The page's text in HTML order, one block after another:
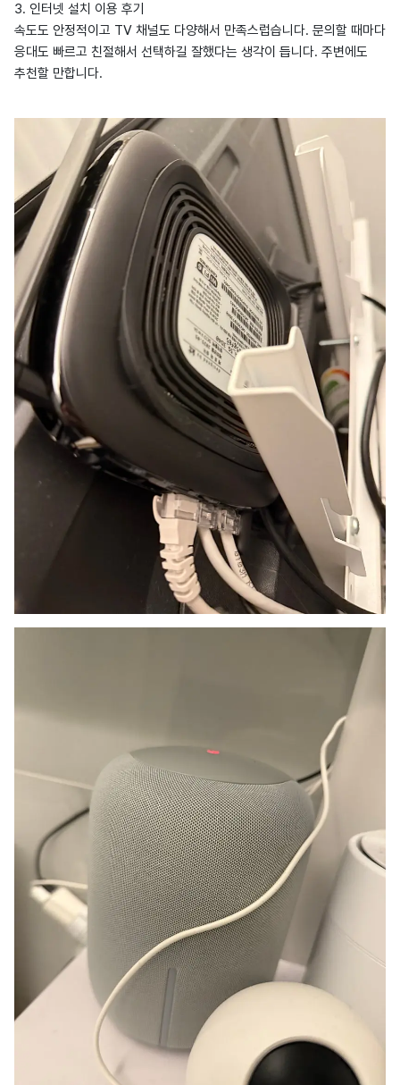
3. 인터넷 설치 이용 후기
속도도 안정적이고 TV 채널도 다양해서 만족스럽습니다. 문의할 때마다
응대도 빠르고 친절해서 선택하길 잘했다는 생각이 듭니다. 주변에도
추천할 만합니다.